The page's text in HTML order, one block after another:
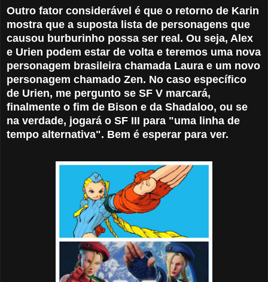
Outro fator considerável é que o retorno de Karin
mostra que a suposta lista de personagens que
causou burburinho possa ser real. Ou seja, Alex
e Urien podem estar de volta e teremos uma nova
personagem brasileira chamada Laura e um novo
personagem chamado Zen. No caso específico
de Urien, me pergunto se SF V marcará,
finalmente o fim de Bison e da Shadaloo, ou se
na verdade, jogará o SF III para "uma linha de
tempo alternativa". Bem é esperar para ver.